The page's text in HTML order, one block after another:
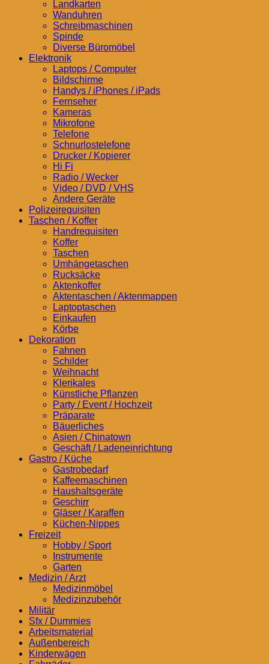
Landkarten
Wanduhren
Schreibmaschinen
Spinde
Diverse Büromöbel
Elektronik
Laptops / Computer
Bildschirme
Handys / iPhones / iPads
Fernseher
Kameras
Mikrofone
Telefone
Schnurlostelefone
Drucker / Kopierer
Hi Fi
Radio / Wecker
Video / DVD / VHS
Andere Geräte
Polizeirequisiten
Taschen / Koffer
Handrequisiten
Koffer
Taschen
Umhängetaschen
Rucksäcke
Aktenkoffer
Aktentaschen / Aktenmappen
Laptoptaschen
Einkaufen
Körbe
Dekoration
Fahnen
Schilder
Weihnacht
Klerikales
Künstliche Pflanzen
Party / Event / Hochzeit
Präparate
Bäuerliches
Asien / Chinatown
Geschäft / Ladeneinrichtung
Gastro / Küche
Gastrobedarf
Kaffeemaschinen
Haushaltsgeräte
Geschirr
Gläser / Karaffen
Küchen-Nippes
Freizeit
Hobby / Sport
Instrumente
Garten
Medizin / Arzt
Medizinmöbel
Medizinzubehör
Militär
Sfx / Dummies
Arbeitsmaterial
Außenbereich
Kinderwägen